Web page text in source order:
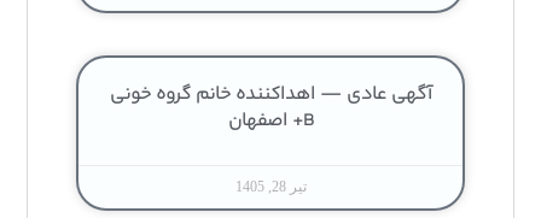
آگهی عادی — اهداکننده خانم گروه خونی
B+ اصفهان
تیر 28, 1405